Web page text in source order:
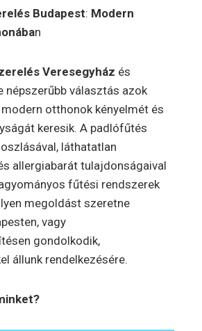
Budapest: Modern
n
Veresegyház és
népszerűbb választás azok
otthonok kényelmét és
keresik. A padlófűtés
láthatatlan
allergiabarát tulajdonságaival
fűtési rendszerek
megoldást szeretne
vagy
gondolkodik,
állunk rendelkezésére.